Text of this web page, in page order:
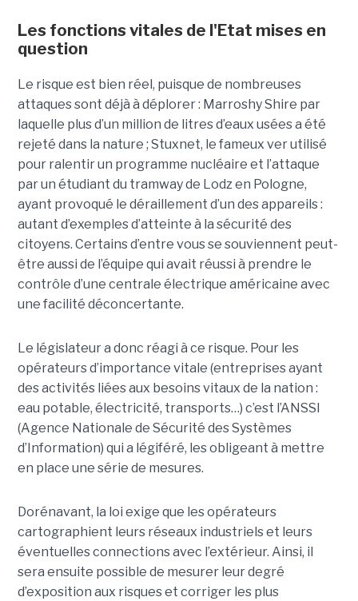
Les fonctions vitales de l'Etat mises en
question
Le risque est bien réel, puisque de nombreuses
attaques sont déjà à déplorer : Marroshy Shire par
laquelle plus d’un million de litres d’eaux usées a été
rejeté dans la nature ; Stuxnet, le fameux ver utilisé
pour ralentir un programme nucléaire et l’attaque
par un étudiant du tramway de Lodz en Pologne,
ayant provoqué le déraillement d’un des appareils :
autant d’exemples d’atteinte à la sécurité des
citoyens. Certains d’entre vous se souviennent peut-
être aussi de l’équipe qui avait réussi à prendre le
contrôle d’une centrale électrique américaine avec
une facilité déconcertante.
Le législateur a donc réagi à ce risque. Pour les
opérateurs d’importance vitale (entreprises ayant
des activités liées aux besoins vitaux de la nation :
eau potable, électricité, transports…) c’est l’ANSSI
(Agence Nationale de Sécurité des Systèmes
d’Information) qui a légiféré, les obligeant à mettre
en place une série de mesures.
Dorénavant, la loi exige que les opérateurs
cartographient leurs réseaux industriels et leurs
éventuelles connections avec l’extérieur. Ainsi, il
sera ensuite possible de mesurer leur degré
d’exposition aux risques et corriger les plus